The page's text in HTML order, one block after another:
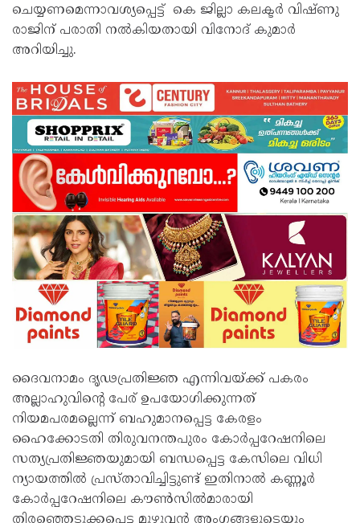
ചെയ്യണമെന്നാവശ്യപ്പെട്ട് കെ ജില്ലാ കലക്ടർ വിഷ്ണു
രാജിന് പരാതി നൽകിയതായി വിനോദ് കുമാർ
അറിയിച്ചു.
ദൈവനാമം ദൃഢപ്രതിജ്ഞ എന്നിവയ്ക്ക് പകരം
അല്ലാഹുവിന്‍റെ പേര് ഉപയോഗിക്കുന്നത്
നിയമപരമല്ലെന്ന് ബഹുമാനപ്പെട്ട കേരളം
ഹൈക്കോടതി തിരുവനന്തപുരം കോർപ്പറേഷനിലെ
സത്യപ്രതിജ്ഞയുമായി ബന്ധപ്പെട്ട കേസിലെ വിധി
ന്യായത്തിൽ പ്രസ്താവിച്ചിട്ടുണ്ട് ഇതിനാൽ കണ്ണൂർ
കോർപ്പറേഷനിലെ കൗൺസിൽമാരായി
തിരഞ്ഞെടുക്കപ്പെട്ട മുഴുവൻ അംഗങ്ങളുടെയും